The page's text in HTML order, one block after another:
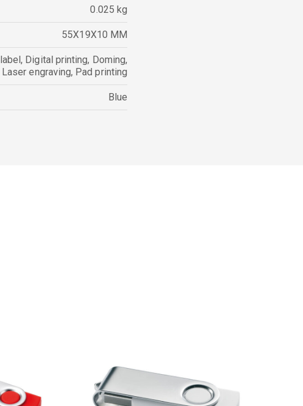
0.025 kg
55X19X10 MM
, Digital printing, Doming,
Laser engraving, Pad printing
Blue